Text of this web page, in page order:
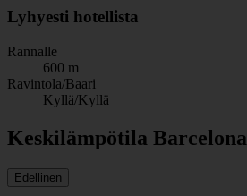
Lyhyesti hotellista
Rannalle
600 m
Ravintola/Baari
Kyllä/Kyllä
Keskilämpötila Barcelona
Edellinen